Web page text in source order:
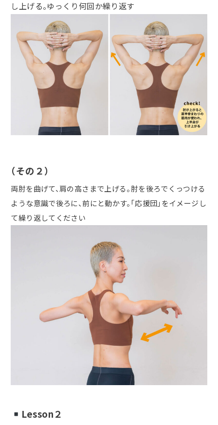
し上げる。ゆっくり何回か繰り返す
（その２）
両肘を曲げて、肩の高さまで上げる。肘を後ろでくっつける
ような意識で後ろに、前にと動かす。「応援団」をイメージし
て繰り返してください
Lesson２